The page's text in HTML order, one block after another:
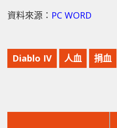
資料來源： PC WORD
Diablo IV 人血 捐血